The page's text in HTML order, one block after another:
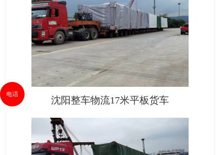
沈阳整车物流17米平板货车
电话